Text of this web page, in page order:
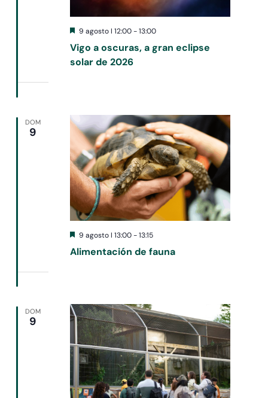
Vigo a oscuras, a gran eclipse
solar de 2026
Destacado
9 agosto I 12:00-13:00
DOM
9
Alimentación de fauna
Destacado
9 agosto I 13:00-13:15
DOM
9